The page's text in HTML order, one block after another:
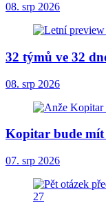
08. srp 2026
32 týmů ve 32
08. srp 2026
Kopitar bude mít
07. srp 2026